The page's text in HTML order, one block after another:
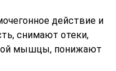
действие и
снимают отеки,
мышцы, понижают